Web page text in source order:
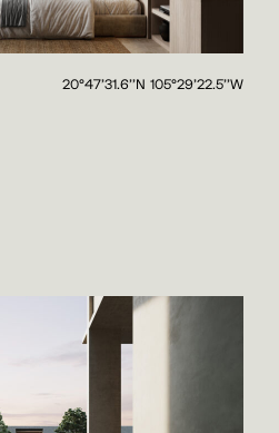
20°47'31.6''N 105°29'22.5''W